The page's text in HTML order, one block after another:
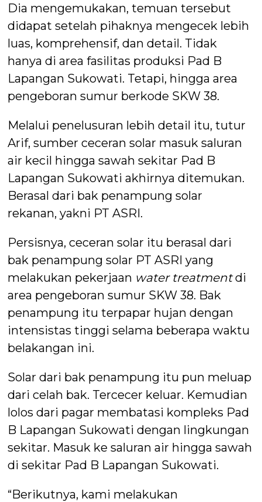
Dia mengemukakan, temuan tersebut
didapat setelah pihaknya mengecek lebih
luas, komprehensif, dan detail. Tidak
hanya di area fasilitas produksi Pad B
Lapangan Sukowati. Tetapi, hingga area
pengeboran sumur berkode SKW 38.
Melalui penelusuran lebih detail itu, tutur
Arif, sumber ceceran solar masuk saluran
air kecil hingga sawah sekitar Pad B
Lapangan Sukowati akhirnya ditemukan.
Berasal dari bak penampung solar
rekanan, yakni PT ASRI.
Persisnya, ceceran solar itu berasal dari
bak penampung solar PT ASRI yang
melakukan pekerjaan water treatmentdi
area pengeboran sumur SKW 38. Bak
penampung itu terpapar hujan dengan
intensistas tinggi selama beberapa waktu
belakangan ini.
Solar dari bak penampung itu pun meluap
dari celah bak. Tercecer keluar. Kemudian
lolos dari pagar membatasi kompleks Pad
B Lapangan Sukowati dengan lingkungan
sekitar. Masuk ke saluran air hingga sawah
di sekitar Pad B Lapangan Sukowati.
“Berikutnya, kami melakukan